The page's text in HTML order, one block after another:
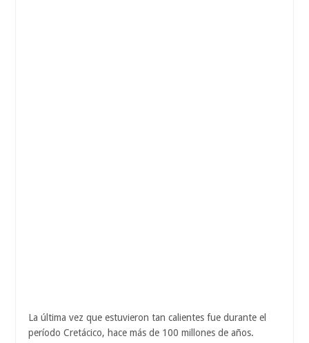
La última vez que estuvieron tan calientes fue durante el
período Cretácico, hace más de 100 millones de años.